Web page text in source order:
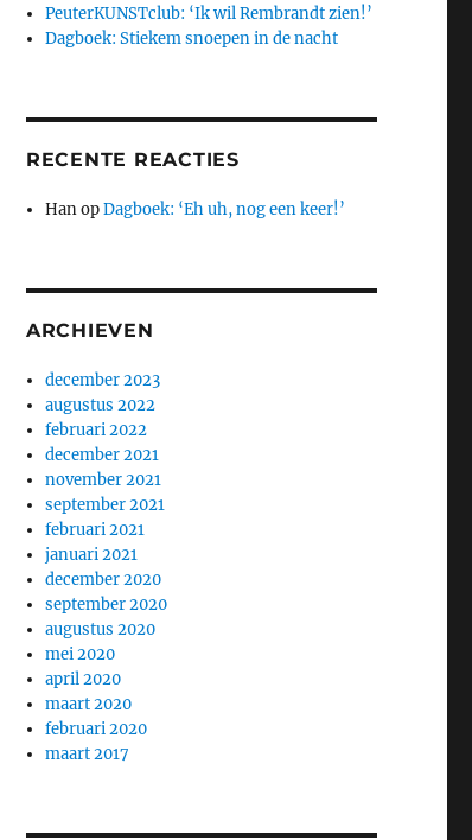
PeuterKUNSTclub: ‘Ik wil Rembrandt zien!’
Dagboek: Stiekem snoepen in de nacht
RECENTE REACTIES
HanopDagboek: ‘Eh uh, nog een keer!’
ARCHIEVEN
december 2023
augustus 2022
februari 2022
december 2021
november 2021
september 2021
februari 2021
januari 2021
december 2020
september 2020
augustus 2020
mei 2020
april 2020
maart 2020
februari 2020
maart 2017